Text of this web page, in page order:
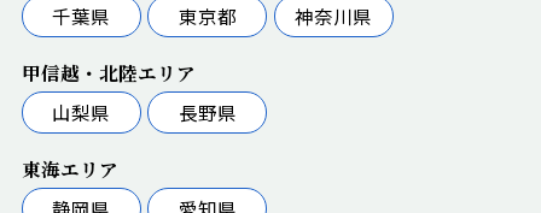
千葉県
東京都 神奈川県
甲信越・北陸エリア
山梨県
長野県
東海エリア